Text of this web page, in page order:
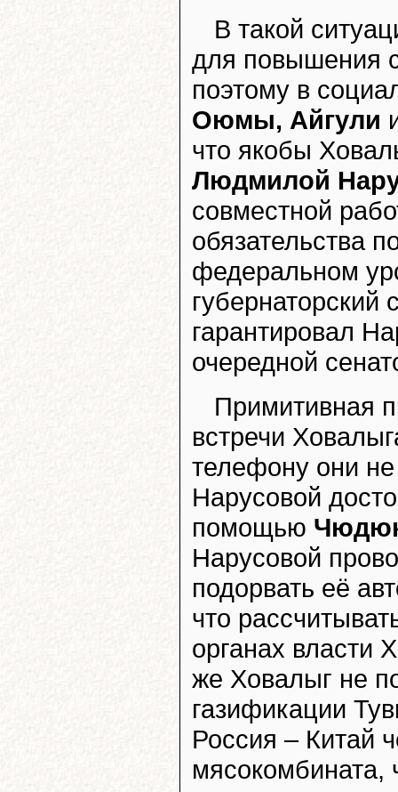
В такой
для повышения
поэтому в
Оюмы, Айгули
что якобы
Людмилой
совместной
обязательства
федеральном
губернаторский
гарантировал
очередной
Примитивная
встречи
телефону они
Нарусовой
помощью
Нарусовой
подорвать её
что
органах власти
же Ховалыг не
газификации
Россия – Китай
мясокомбината,